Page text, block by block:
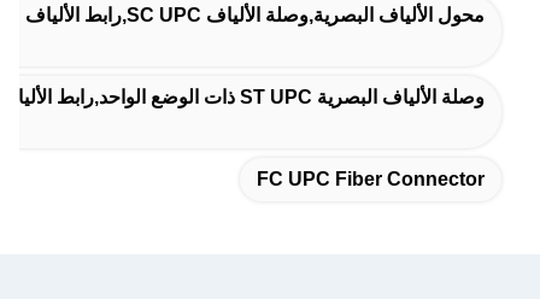
محول الألياف البصرية,وصلة الألياف SC UPC,رابط الألياف FC UPC
وصلة الألياف البصرية ST UPC ذات الوضع الواحد,رابط الألياف البصرية Simplex ST UPC,المقاومة للظروف الجوية
FC UPC Fiber Connector